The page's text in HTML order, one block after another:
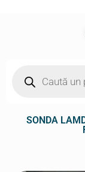
SONDA